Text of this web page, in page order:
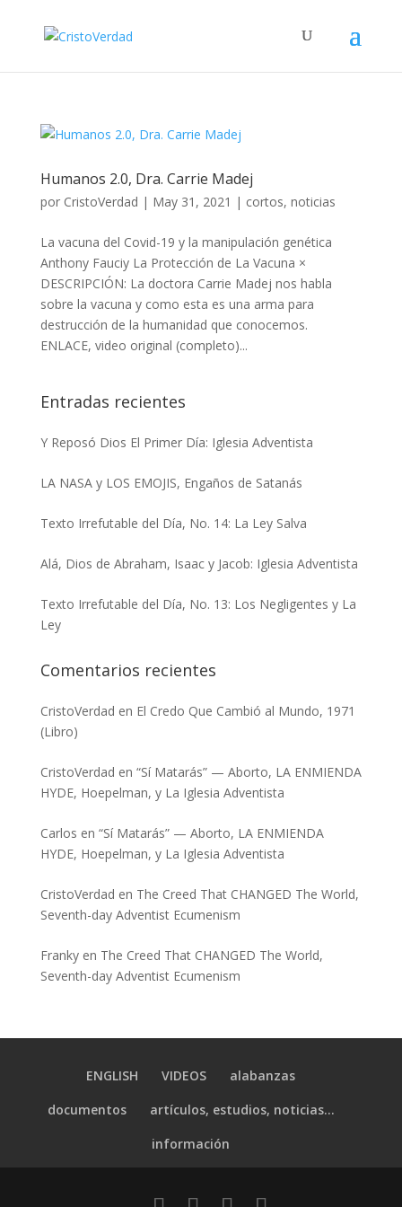
Humanos 2.0, Dra. Carrie Madej
por CristoVerdad | May 31, 2021 | cortos, noticias
La vacuna del Covid-19 y la manipulación genética
Anthony Fauciy La Protección de La Vacuna ×
DESCRIPCIÓN: La doctora Carrie Madej nos habla
sobre la vacuna y como esta es una arma para
destrucción de la humanidad que conocemos.
ENLACE, video original (completo)...
Entradas recientes
Y Reposó Dios El Primer Día: Iglesia Adventista
LA NASA y LOS EMOJIS, Engaños de Satanás
Texto Irrefutable del Día, No. 14: La Ley Salva
Alá, Dios de Abraham, Isaac y Jacob: Iglesia Adventista
Texto Irrefutable del Día, No. 13: Los Negligentes y La
Ley
Comentarios recientes
CristoVerdad en El Credo Que Cambió al Mundo, 1971
(Libro)
CristoVerdad en “Sí Matarás” — Aborto, LA ENMIENDA
HYDE, Hoepelman, y La Iglesia Adventista
Carlos en “Sí Matarás” — Aborto, LA ENMIENDA
HYDE, Hoepelman, y La Iglesia Adventista
CristoVerdad en The Creed That CHANGED The World,
Seventh-day Adventist Ecumenism
Frankyen The Creed That CHANGED The World,
Seventh-day Adventist Ecumenism
ENGLISH VIDEOS
alabanzas
documentos
artículos, estudios, noticias…
información